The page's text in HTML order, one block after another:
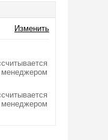
Изменить
менеджером
менеджером